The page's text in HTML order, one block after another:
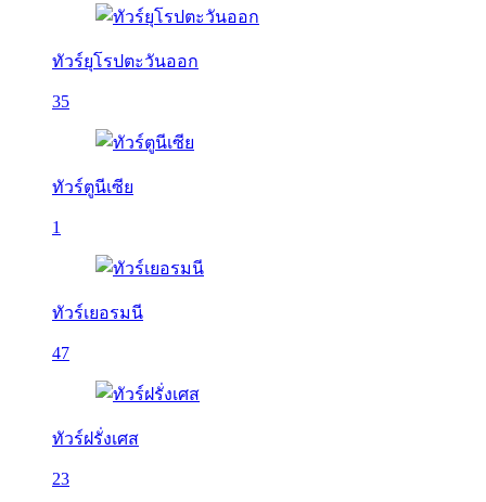
ทัวร์ยุโรปตะวันออก
35
ทัวร์ตูนีเซีย
1
ทัวร์เยอรมนี
47
ทัวร์ฝรั่งเศส
23